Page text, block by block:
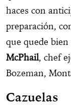
haces con
preparación,
que quede
McPhail, chef
Bozeman,
Cazuelas